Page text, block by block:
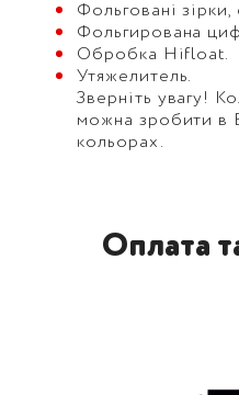
Фольговані
Фольгирована
Обробка Hifloat.
Утяжелитель.
Зверніть увагу!
можна зробити в
кольорах.
Оплата